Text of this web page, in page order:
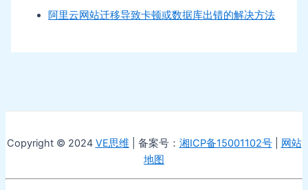
阿里云网站迁移导致卡顿或数据库出错的解决方法
Copyright © 2024 VE思维 | 备案号： 湘ICP备15001102号| 网站
地图